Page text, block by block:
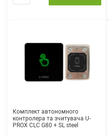
Комплект автономного
контролера та зчитувача U-
PROX CLC G80 + SL steel